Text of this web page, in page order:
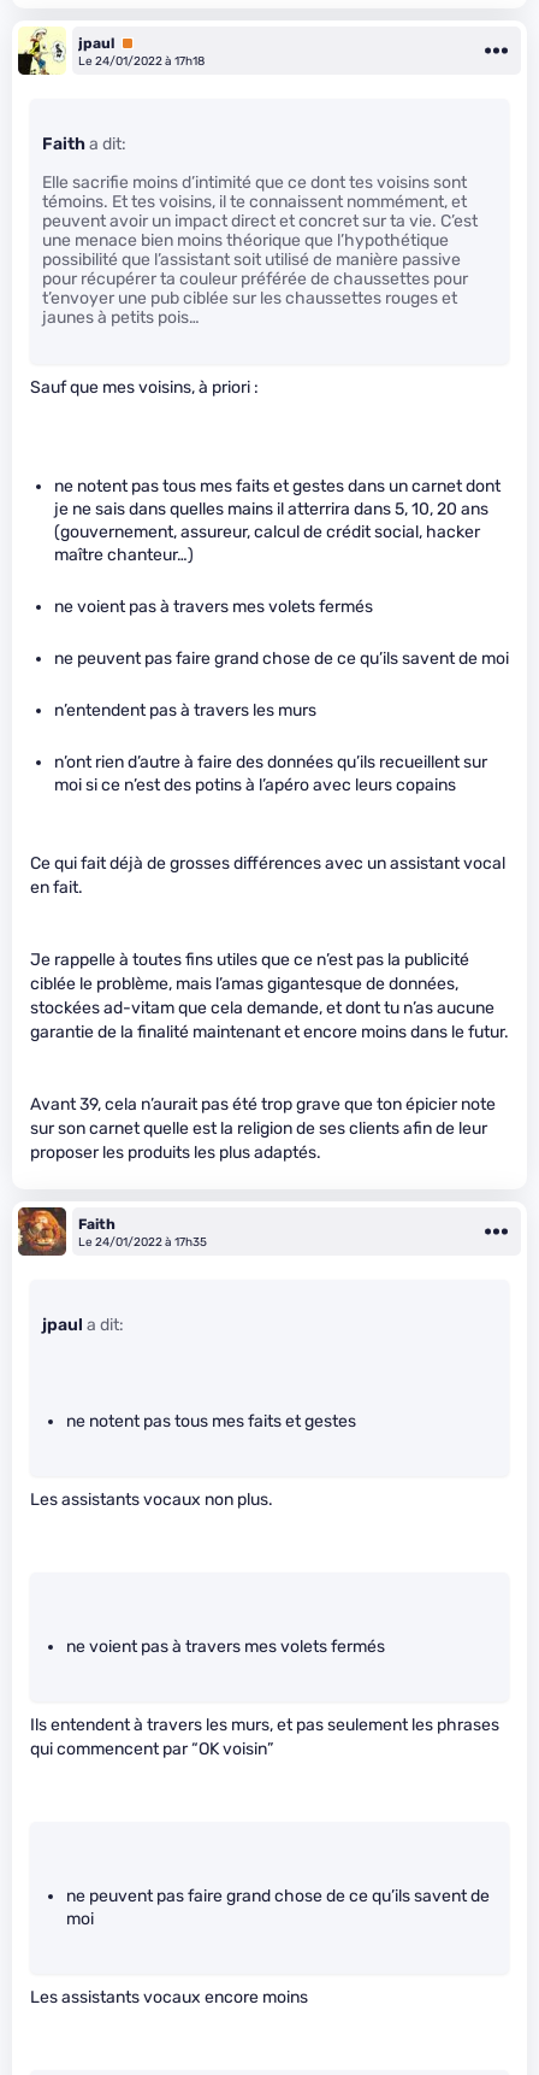
jpaul Premium
Le 24/01/2022 à 17h18
Faitha dit:
Elle sacrifie moins d’intimité que ce dont tes voisins sont
témoins. Et tes voisins, il te connaissent nommément, et
peuvent avoir un impact direct et concret sur ta vie. C’est
une menace bien moins théorique que l’hypothétique
possibilité que l’assistant soit utilisé de manière passive
pour récupérer ta couleur préférée de chaussettes pour
t’envoyer une pub ciblée sur les chaussettes rouges et
jaunes à petits pois…
Sauf que mes voisins, à priori :
ne notent pas tous mes faits et gestes dans un carnet dont
je ne sais dans quelles mains il atterrira dans 5, 10, 20 ans
(gouvernement, assureur, calcul de crédit social, hacker
maître chanteur…)
ne voient pas à travers mes volets fermés
ne peuvent pas faire grand chose de ce qu’ils savent de moi
n’entendent pas à travers les murs
n’ont rien d’autre à faire des données qu’ils recueillent sur
moi si ce n’est des potins à l’apéro avec leurs copains
Ce qui fait déjà de grosses différences avec un assistant vocal
en fait.
Je rappelle à toutes fins utiles que ce n’est pas la publicité
ciblée le problème, mais l’amas gigantesque de données,
stockées ad-vitam que cela demande, et dont tu n’as aucune
garantie de la finalité maintenant et encore moins dans le futur.
Avant 39, cela n’aurait pas été trop grave que ton épicier note
sur son carnet quelle est la religion de ses clients afin de leur
proposer les produits les plus adaptés.
Faith
Le 24/01/2022 à 17h35
jpaul a dit:
ne notent pas tous mes faits et gestes
Les assistants vocaux non plus.
ne voient pas à travers mes volets fermés
Ils entendent à travers les murs, et pas seulement les phrases
qui commencent par “OK voisin”
ne peuvent pas faire grand chose de ce qu’ils savent de
moi
Les assistants vocaux encore moins